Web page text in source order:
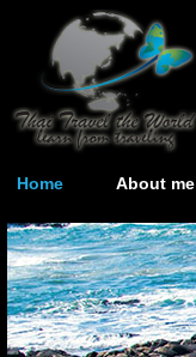
Home About me